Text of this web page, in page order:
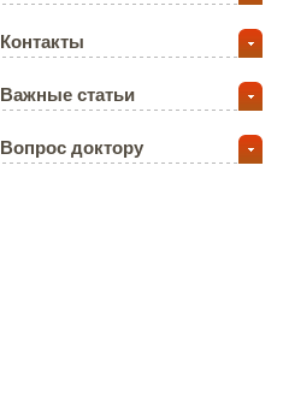
Контакты
Важные статьи
Вопрос доктору